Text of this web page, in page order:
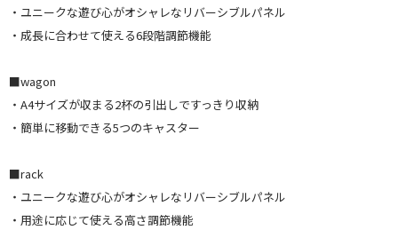
・ユニークな遊び心がオシャレなリバーシブルパネル
・成長に合わせて使える6段階調節機能
■wagon
・A4サイズが収まる2杯の引出しですっきり収納
・簡単に移動できる5つのキャスター
■rack
・ユニークな遊び心がオシャレなリバーシブルパネル
・用途に応じて使える高さ調節機能